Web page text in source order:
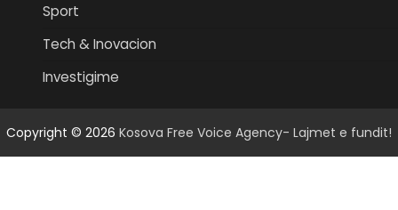
Sport
Tech & Inovacion
Investigime